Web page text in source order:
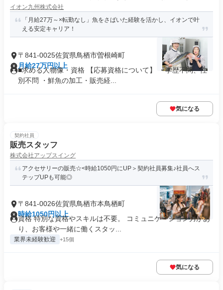
イオン九州株式会社
「月給27万～×転勤なし」魚をさばいた経験を活かし、イオンで叶
える安定キャリア！
〒841-0025佐賀県鳥栖市曽根崎町
月給27万円以上
■求める人物像・資格 【応募資格について】 ・学歴不問、性
別不問 ・鮮魚の加工・販売経...
気になる
契約社員
販売スタッフ
株式会社アップスイング
アクセサリーの販売☆<時給1050円にUP＞契約社員募集♪社員へス
テップUPも可能◎
〒841-0026佐賀県鳥栖市本鳥栖町
時給1050円以上
資格 特別な資格やスキルは不要。 コミュニケーション力があ
り、お客様や一緒に働くスタッ...
業界未経験歓迎 +15個
気になる